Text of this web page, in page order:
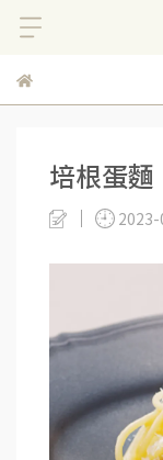
培根蛋麵